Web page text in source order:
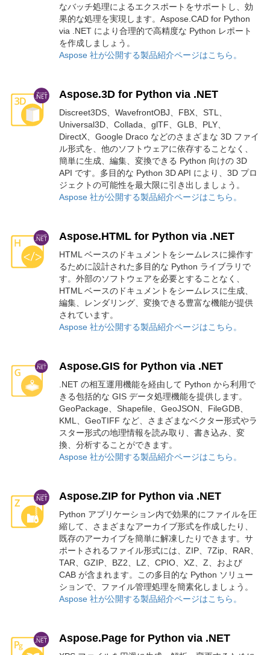
なバッチ処理によるエクスポートをサポートし、効
果的な処理を実現します。Aspose.CAD for Python
via .NET により合理的で高精度な Python レポート
を作成しましょう。
Aspose 社が公開する製品紹介ページはこちら。
Aspose.3D for Python via .NET
Discreet3DS、WavefrontOBJ、FBX、STL、
Universal3D、Collada、glTF、GLB、PLY、
DirectX、Google Draco などのさまざまな 3D ファイ
ル形式を、他のソフトウェアに依存することなく、
簡単に生成、編集、変換できる Python 向けの 3D
API です。多目的な Python 3D API により、3D プロ
ジェクトの可能性を最大限に引き出しましょう。
Aspose 社が公開する製品紹介ページはこちら。
Aspose.HTML for Python via .NET
HTML ベースのドキュメントをシームレスに操作す
るために設計された多目的な Python ライブラリで
す。外部のソフトウェアを必要とすることなく、
HTML ベースのドキュメントをシームレスに生成、
編集、レンダリング、変換できる豊富な機能が提供
されています。
Aspose 社が公開する製品紹介ページはこちら。
Aspose.GIS for Python via .NET
.NET の相互運用機能を経由して Python から利用で
きる包括的な GIS データ処理機能を提供します。
GeoPackage、Shapefile、GeoJSON、FileGDB、
KML、GeoTIFF など、さまざまなベクター形式やラ
スター形式の地理情報を読み取り、書き込み、変
換、分析することができます。
Aspose 社が公開する製品紹介ページはこちら。
Aspose.ZIP for Python via .NET
Python アプリケーション内で効果的にファイルを圧
縮して、さまざまなアーカイブ形式を作成したり、
既存のアーカイブを簡単に解凍したりできます。サ
ポートされるファイル形式には、ZIP、7Zip、RAR、
TAR、GZIP、BZ2、LZ、CPIO、XZ、Z、および
CAB が含まれます。この多目的な Python ソリュー
ションで、ファイル管理処理を簡素化しましょう。
Aspose 社が公開する製品紹介ページはこちら。
Aspose.Page for Python via .NET